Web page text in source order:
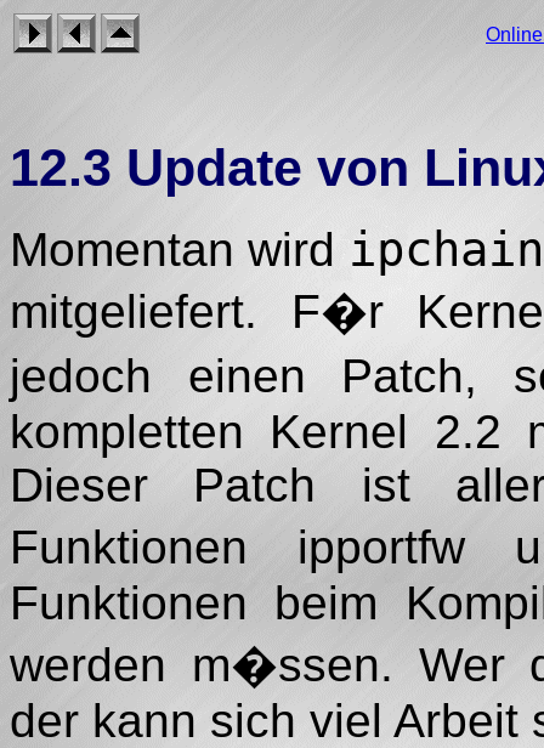
12.3 Update von
Momentan wird
mitgeliefert. F�r
jedoch einen Patch,
kompletten Kernel 2.2
Dieser Patch ist
Funktionen ipportfw
Funktionen beim
werden m�ssen. Wer
der kann sich viel Arbeit